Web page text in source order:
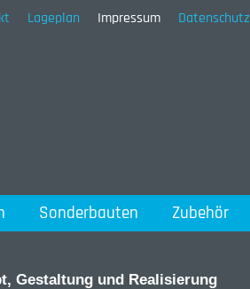
Lageplan Impressum Datenschutz
Sonderbauten Zubehör
Gestaltung und Realisierung